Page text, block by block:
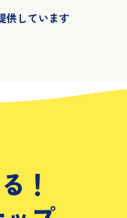
供しています
！